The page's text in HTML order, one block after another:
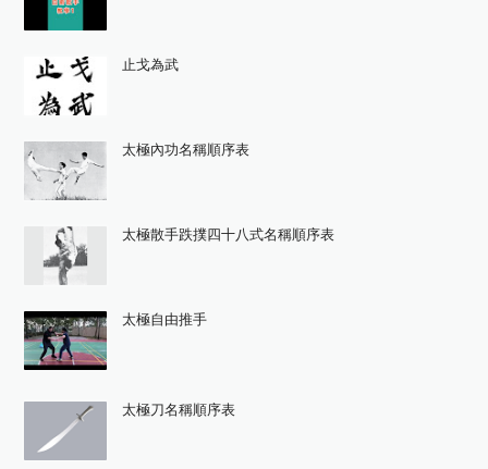
止戈為武
太極內功名稱順序表
太極散手跌撲四十八式名稱順序表
太極自由推手
太極刀名稱順序表